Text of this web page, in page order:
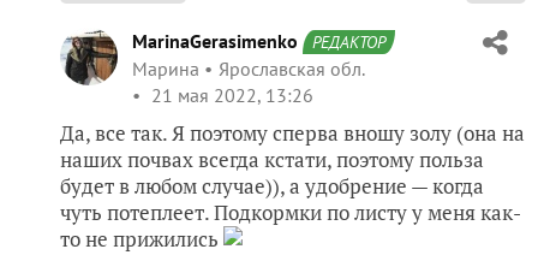
MarinaGerasimenko РЕДАКТОР
Марина
Ярославская обл.
21 мая 2022, 13:26
Да, все так. Я поэтому сперва вношу золу (она на
наших почвах всегда кстати, поэтому польза
будет в любом случае)), а удобрение — когда
чуть потеплеет. Подкормки по листу у меня как-
то не прижились